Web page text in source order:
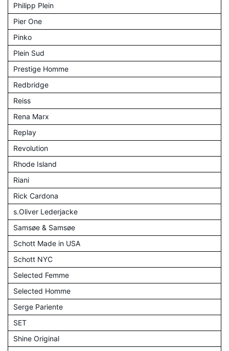
Philipp Plein
Pier One
Pinko
Plein Sud
Prestige Homme
Redbridge
Reiss
Rena Marx
Replay
Revolution
Rhode Island
Riani
Rick Cardona
s.Oliver Lederjacke
Samsøe & Samsøe
Schott Made in USA
Schott NYC
Selected Femme
Selected Homme
Serge Pariente
SET
Shine Original